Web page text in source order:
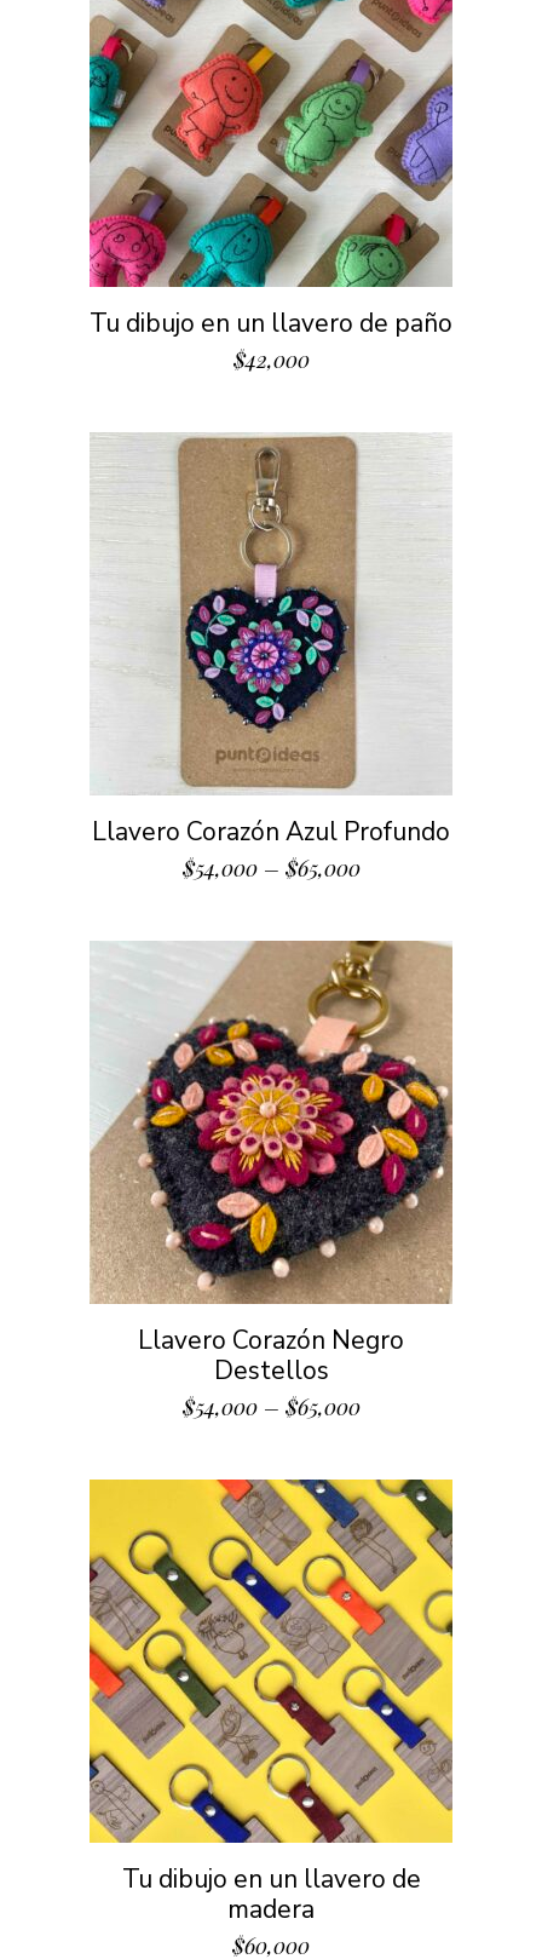
Tu dibujo en un llavero de paño
$42,000
Llavero Corazón Azul Profundo
$54,000– $65,000
Llavero Corazón Negro
Destellos
$54,000– $65,000
Tu dibujo en un llavero de
madera
$60,000